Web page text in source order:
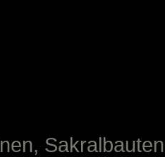
Sakralbauten